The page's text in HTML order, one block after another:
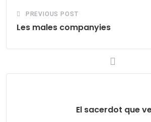
PREVIOUS POST
Les males companyies
El sacerdot que